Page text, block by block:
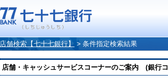
店舗検索【七十七銀行】 > 条件指定検索結果
店舗・キャッシュサービスコーナーのご案内 (銀行